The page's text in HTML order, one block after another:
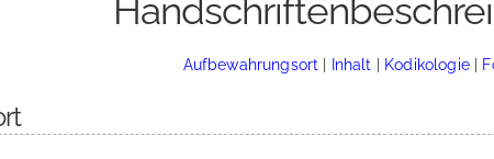
Aufbewahrungsort | Inhalt | Kodikologie|